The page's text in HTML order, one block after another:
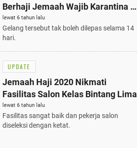
Berhaji Jemaah Wajib Karantina 14
Hari
lewat 6 tahun lalu
Gelang tersebut tak boleh dilepas selama 14
hari.
UPDATE
Jemaah Haji 2020 Nikmati
Fasilitas Salon Kelas Bintang Lima
lewat 6 tahun lalu
Fasilitas sangat baik dan pekerja salon
diseleksi dengan ketat.